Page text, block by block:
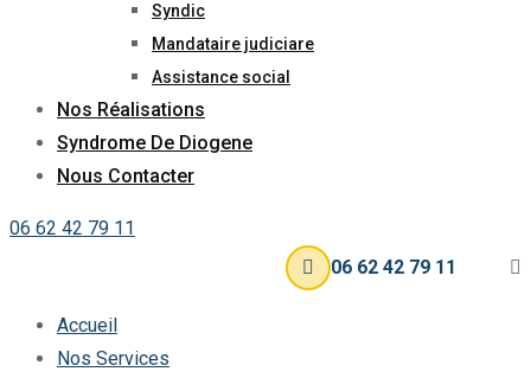
Syndic
Mandataire judiciare
Assistance social
Nos Réalisations
Syndrome De Diogene
Nous Contacter
06 62 42 79 11
06 62 42 79 11
Accueil
Nos Services